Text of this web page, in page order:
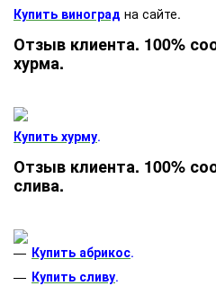
Купить виноград на сайте.
Отзыв клиента. 100%
хурма.
Купить хурму.
Отзыв клиента. 100%
слива.
Купить абрикос.
Купить сливу.